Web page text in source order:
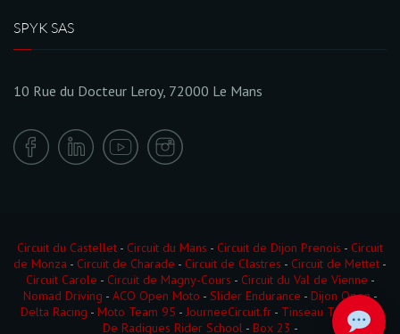
SPYK SAS
10 Rue du Docteur Leroy, 72000 Le Mans
Circuit du Castellet - Circuit du Mans - Circuit de Dijon Prenois - Circuit
de Monza - Circuit de Charade - Circuit de Clastres - Circuit de Mettet -
Circuit Carole - Circuit de Magny-Cours - Circuit du Val de Vienne -
Nomad Driving - ACO Open Moto - Slider Endurance - Dijon Open-
Delta Racing - Moto Team 95 - JourneeCircuit.fr - Tinseau Test Day
De Radigues Rider School- Box 23 -